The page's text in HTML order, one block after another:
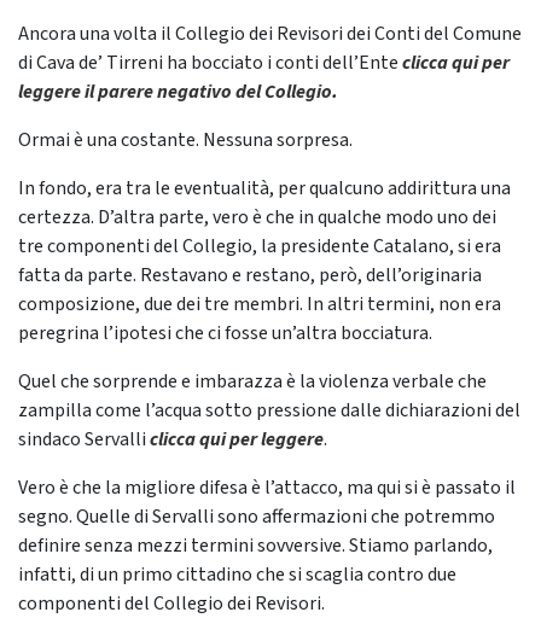
Ancora una volta il Collegio dei Revisori dei Conti del Comune
di Cava de’ Tirreni ha bocciato i conti dell’Enteclicca qui per
leggere il parere negativo del Collegio.
Ormai è una costante. Nessuna sorpresa.
In fondo, era tra le eventualità, per qualcuno addirittura una
certezza. D’altra parte, vero è che in qualche modo uno dei
tre componenti del Collegio, la presidente Catalano, si era
fatta da parte. Restavano e restano, però, dell’originaria
composizione, due dei tre membri. In altri termini, non era
peregrina l’ipotesi che ci fosse un’altra bocciatura.
Quel che sorprende e imbarazza è la violenza verbale che
zampilla come l’acqua sotto pressione dalle dichiarazioni del
sindaco Servalliclicca qui per leggere.
Vero è che la migliore difesa è l’attacco, ma qui si è passato il
segno. Quelle di Servalli sono affermazioni che potremmo
definire senza mezzi termini sovversive. Stiamo parlando,
infatti, di un primo cittadino che si scaglia contro due
componenti del Collegio dei Revisori.